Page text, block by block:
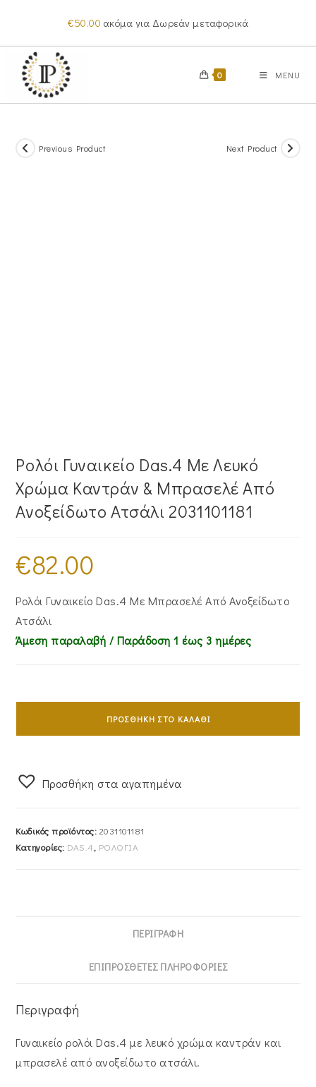
content
€50.00 ακόμα για Δωρεάν μεταφορικά
0 MENU
Previous Product Next Product
Ρολόι Γυναικείο Das.4 Με Λευκό
Χρώμα Καντράν & Μπρασελέ Από
Ανοξείδωτο Ατσάλι 2031101181
€82.00
Ρολόι Γυναικείο Das.4 Με Μπρασελέ Από Ανοξείδωτο
Ατσάλι
Άμεση παραλαβή / Παράδoση 1 έως 3 ημέρες
Ρολόι
Das.4
Χρώμα
Μπρασελέ
ΠΡΟΣΘΉΚΗ ΣΤΟ ΚΑΛΆΘΙ
Προσθήκη στα αγαπημένα
Κωδικός προϊόντος: 2031101181
Κατηγορίες: DAS.4, ΡΟΛΟΓΙΑ
ΠΕΡΙΓΡΑΦΉ
ΕΠΙΠΡΌΣΘΕΤΕΣ ΠΛΗΡΟΦΟΡΊΕΣ
Περιγραφή
Γυναικείο ρολόι Das.4 με λευκό χρώμα καντράν και
μπρασελέ από ανοξείδωτο ατσάλι.